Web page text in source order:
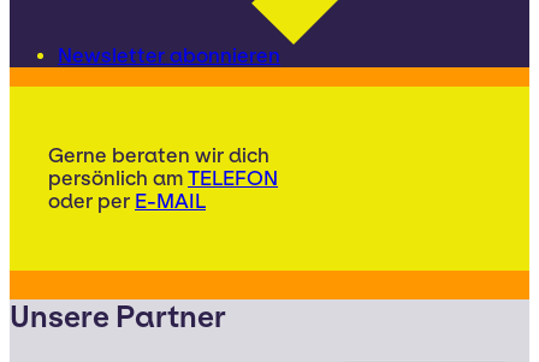
Newsletter abonnieren
Gerne beraten wir dich
persönlich am TELEFON
oder per E-MAIL
Unsere Partner